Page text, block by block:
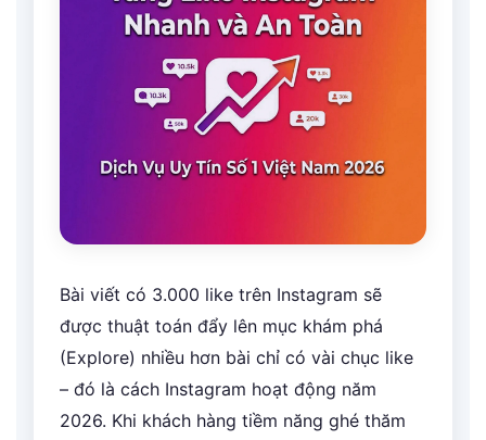
Bài viết có 3.000 like trên Instagram sẽ
được thuật toán đẩy lên mục khám phá
(Explore) nhiều hơn bài chỉ có vài chục like
– đó là cách Instagram hoạt động năm
2026. Khi khách hàng tiềm năng ghé thăm